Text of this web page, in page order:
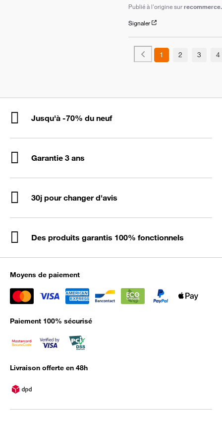
Publié à l'origine sur
Signaler
1 2 3 4
Jusqu'à -70% du neuf
Garantie 3 ans
30j pour changer d'avis
Des produits garantis 100% fonctionnels
Moyens de paiement
Paiement 100% sécurisé
Livraison offerte en 48h